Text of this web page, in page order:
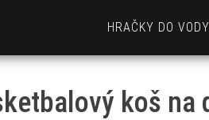
HRAČKY DO VODY
koš na